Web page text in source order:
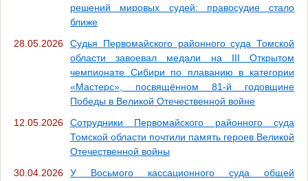
решений мировых судей: правосудие стало
ближе
28.05.2026
Судья Первомайского районного суда Томской
области завоевал медали на III Открытом
чемпионате Сибири по плаванию в категории
«Мастерс», посвящённом 81-й годовщине
Победы в Великой Отечественной войне
12.05.2026
Сотрудники Первомайского районного суда
Томской области почтили память героев Великой
Отечественной войны
30.04.2026
У Восьмого кассационного суда общей